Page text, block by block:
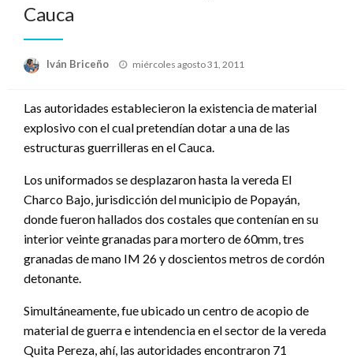
Cauca
Iván Briceño
Publicado
miércoles agosto 31, 2011
Las autoridades establecieron la existencia de material
explosivo con el cual pretendían dotar a una de las
estructuras guerrilleras en el Cauca.
Los uniformados se desplazaron hasta la vereda El
Charco Bajo, jurisdicción del municipio de Popayán,
donde fueron hallados dos costales que contenían en su
interior veinte granadas para mortero de 60mm, tres
granadas de mano IM 26 y doscientos metros de cordón
detonante.
Simultáneamente, fue ubicado un centro de acopio de
material de guerra e intendencia en el sector de la vereda
Quita Pereza, ahí, las autoridades encontraron 71